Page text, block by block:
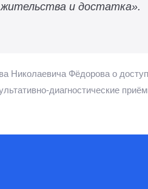
и достатка».
Николаевича Фёдорова о
диагностические